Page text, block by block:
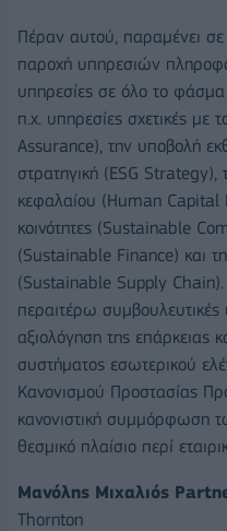
Πέραν αυτού, παραμένει σε
παροχή υπηρεσιών
υπηρεσίες σε όλο το
π.χ. υπηρεσίες σχετικές με
Assurance), την υποβολή
στρατηγική (ESG Strategy),
κεφαλαίου (Human Capital
κοινότητες (Sustainable
(Sustainable Finance) και
(Sustainable Supply
περαιτέρω συμβουλευτικές
αξιολόγηση της επάρκειας
συστήματος εσωτερικού
Κανονισμού Προστασίας
κανονιστική συμμόρφωση
θεσμικό πλαίσιο περί
Μανόλης Μιχαλιός
Thornton